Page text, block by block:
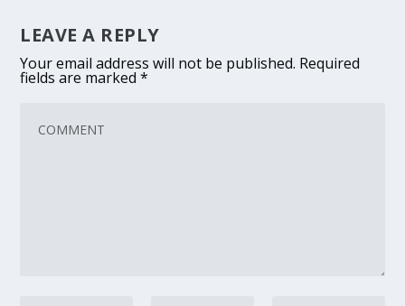
LEAVE A REPLY
Your email address will not be published. Required
fields are marked*